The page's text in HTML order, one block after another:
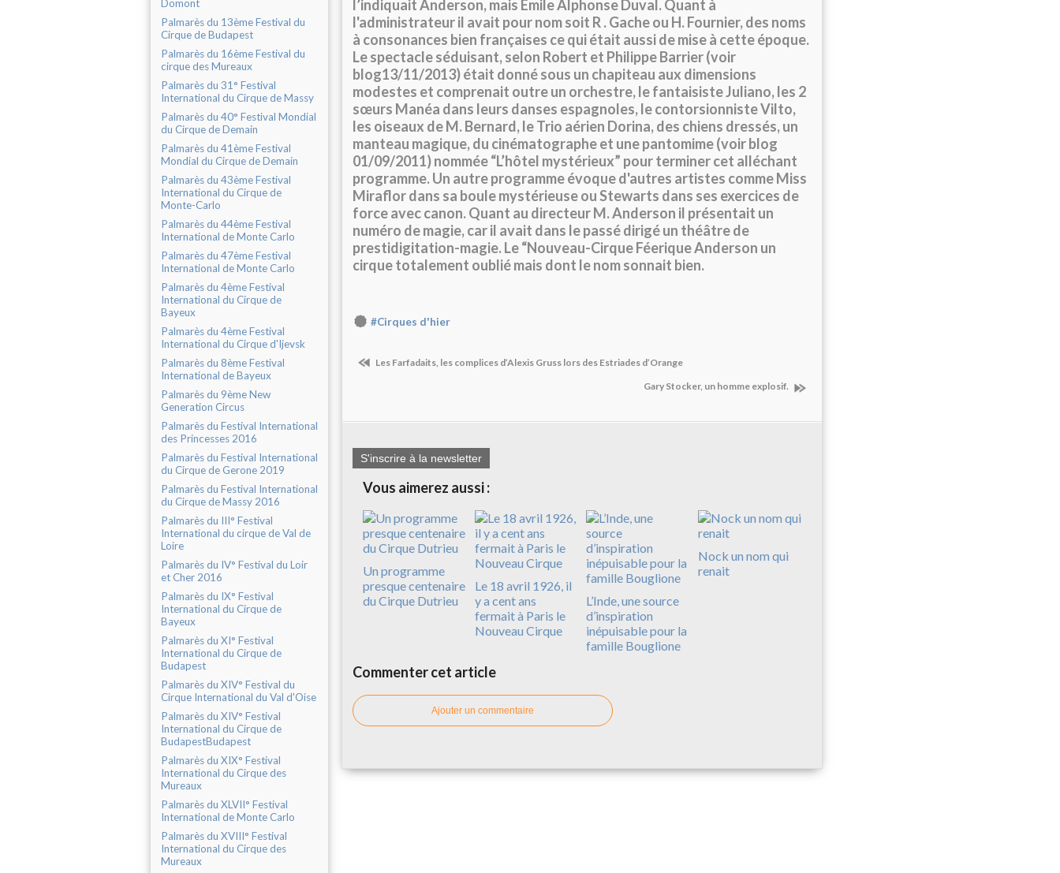
Domont
Palmarès du 13ème Festival du
Cirque de Budapest
Palmarès du 16ème Festival du
cirque des Mureaux
Palmarès du 31° Festival
International du Cirque de Massy
Palmarès du 40° Festival Mondial
du Cirque de Demain
Palmarès du 41ème Festival
Mondial du Cirque de Demain
Palmarès du 43ème Festival
International du Cirque de
Monte-Carlo
Palmarès du 44ème Festival
International de Monte Carlo
Palmarès du 47ème Festival
International de Monte Carlo
Palmarès du 4ème Festival
International du Cirque de
Bayeux
Palmarès du 4ème Festival
International du Cirque d'Ijevsk
Palmarès du 8ème Festival
International de Bayeux
Palmarès du 9ème New
Generation Circus
Palmarès du Festival International
des Princesses 2016
Palmarès du Festival International
du Cirque de Gerone 2019
Palmarès du Festival International
du Cirque de Massy 2016
Palmarès du III° Festival
International du cirque de Val de
Loire
Palmarès du IV° Festival du Loir
et Cher 2016
Palmarès du IX° Festival
International du Cirque de
Bayeux
Palmarès du XI° Festival
International du Cirque de
Budapest
Palmarès du XIV° Festival du
Cirque International du Val d'Oise
Palmarès du XIV° Festival
International du Cirque de
BudapestBudapest
Palmarès du XIX° Festival
International du Cirque des
Mureaux
Palmarès du XLVII° Festival
International de Monte Carlo
Palmarès du XVIII° Festival
International du Cirque des
Mureaux
l’indiquait Anderson, mais Emile Alphonse Duval. Quant à
l'administrateur il avait pour nom soit R . Gache ou H. Fournier, des noms
à consonances bien françaises ce qui était aussi de mise à cette époque.
Le spectacle séduisant, selon Robert et Philippe Barrier (voir
blog13/11/2013) était donné sous un chapiteau aux dimensions
modestes et comprenait outre un orchestre, le fantaisiste Juliano, les 2
sœurs Manéa dans leurs danses espagnoles, le contorsionniste Vilto,
les oiseaux de M. Bernard, le Trio aérien Dorina, des chiens dressés, un
manteau magique, du cinématographe et une pantomime (voir blog
01/09/2011) nommée “L’hôtel mystérieux” pour terminer cet alléchant
programme. Un autre programme évoque d'autres artistes comme Miss
Miraflor dans sa boule mystérieuse ou Stewarts dans ses exercices de
force avec canon. Quant au directeur M. Anderson il présentait un
numéro de magie, car il avait dans le passé dirigé un théâtre de
prestidigitation-magie. Le “Nouveau-Cirque Féerique Anderson un
cirque totalement oublié mais dont le nom sonnait bien.
#Cirques d'hier
Les Farfadaits, les complices d’Alexis Gruss lors des Estriades d’Orange
Gary Stocker, un homme explosif.
S'inscrire à la newsletter
Vous aimerez aussi :
Un programme
presque centenaire
du Cirque Dutrieu
Le 18 avril 1926, il
y a cent ans
fermait à Paris le
Nouveau Cirque
L’Inde, une source
d’inspiration
inépuisable pour la
famille Bouglione
Nock un nom qui
renait
Commenter cet article
Ajouter un commentaire